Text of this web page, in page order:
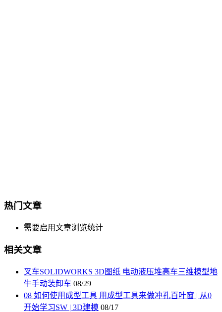
热门文章
需要启用文章浏览统计
相关文章
叉车SOLIDWORKS 3D图纸 电动液压堆高车三维模型地
牛手动装卸车 08/29
08 如何使用成型工具 用成型工具来做冲孔百叶窗 | 从0
开始学习SW | 3D建模 08/17